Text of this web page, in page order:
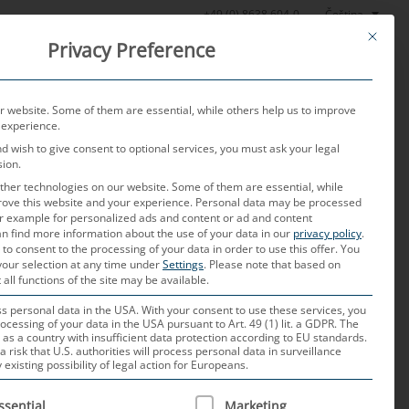
+49 (0) 8638 604-0 Čeština
Aktuality O nás Kariéra Kontakt
je teplota, vlhkost, světlo, plyny atd.
a interpretovat vyhodnocovací
This
Privacy Preference
website. Some of them are essential, while others help us to improve
wish to give consent to optional services, you must ask your legal
technologies on our website. Some of them are essential, while
this website and your experience. Personal data may be processed
example for personalized ads and content or ad and content
find more information about the use of your data in our privacy policy.
consent to the processing of your data in order to use this offer.You
selection at any time underSettings. Please note that based on
functions of the site may be available.
personal data in the USA. With your consent to use these services, you
of your data in the USA pursuant to Art. 49 (1) lit. a GDPR. The
as a country with insufficient data protection according to EU standards.
risk that U.S. authorities will process personal data in surveillance
possibility of legal action for Europeans.
IS A LIST OF SERVICE GROUPS FOR WHICH CONSENT